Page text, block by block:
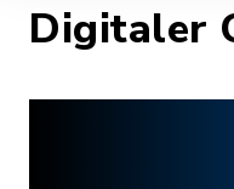
Digitaler